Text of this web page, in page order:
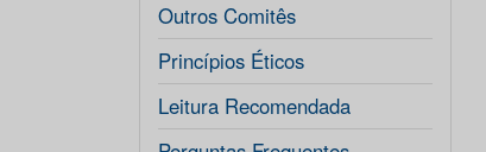
Outros Comitês
Princípios Éticos
Leitura Recomendada